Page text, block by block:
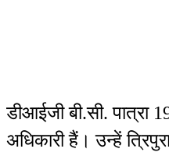
डीआईजी बी.सी. पात्रा
अधिकारी हैं। उन्हें